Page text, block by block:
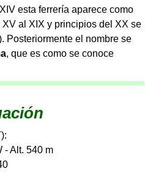
esta ferrería aparece como
XV al XIX y principios del XX se
Posteriormente el nombre se
, que es como se conoce
- Alt. 540 m